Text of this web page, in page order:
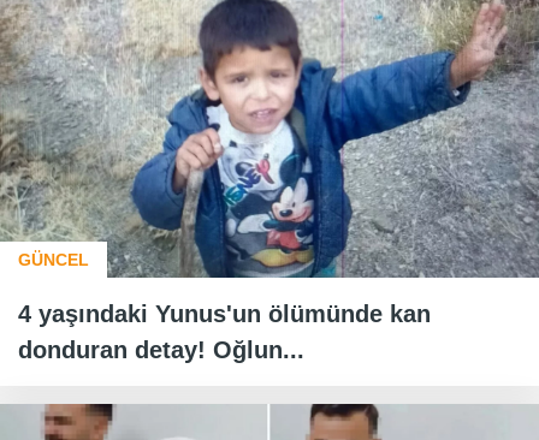
GÜNCEL
4 yaşındaki Yunus'un ölümünde kan
donduran detay! Oğlun...